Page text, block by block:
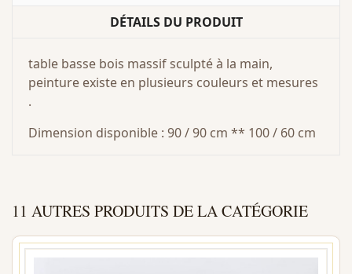
DÉTAILS DU PRODUIT
table basse bois massif sculpté à la main,
peinture existe en plusieurs couleurs et mesures
.
Dimension disponible : 90 / 90 cm ** 100 / 60 cm
11 AUTRES PRODUITS DE LA CATÉGORIE